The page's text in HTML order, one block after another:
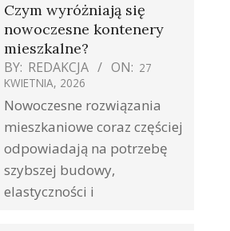
Czym wyróżniają się
nowoczesne kontenery
mieszkalne?
BY: REDAKCJA ON: 27
KWIETNIA, 2026
Nowoczesne rozwiązania
mieszkaniowe coraz częściej
odpowiadają na potrzebę
szybszej budowy,
elastyczności i